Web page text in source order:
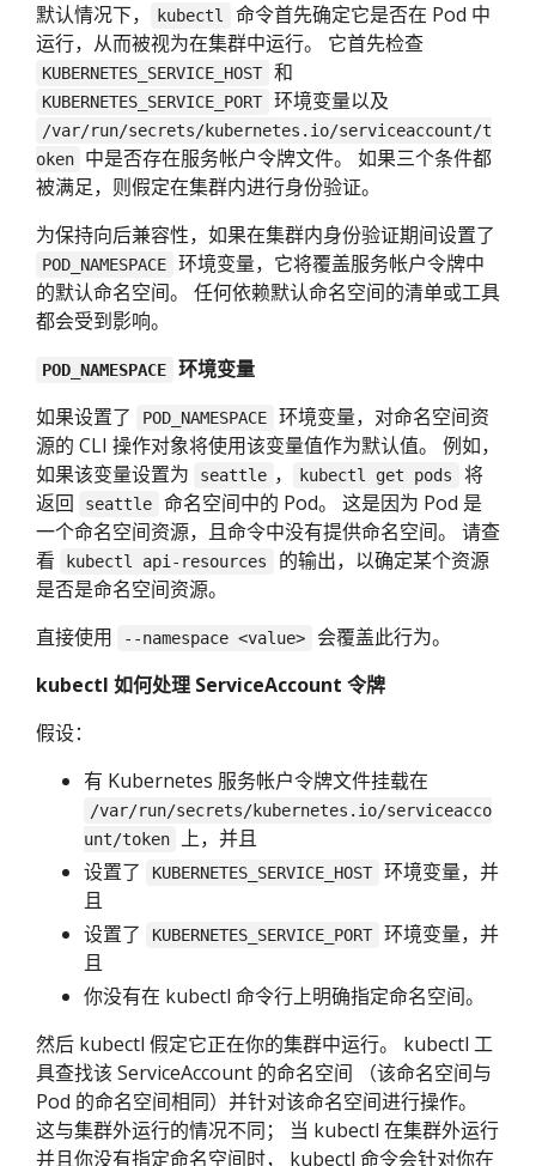
默认情况下， kubectl
命令首先确定它是否在 Pod 中
运行，从而被视为在集群中运行。 它首先检查
KUBERNETES_SERVICE_HOST 和
KUBERNETES_SERVICE_PORT 环境变量以及
/var/run/secrets/kubernetes.io/serviceaccount/t
oken
中是否存在服务帐户令牌文件。 如果三个条件都
被满足，则假定在集群内进行身份验证。
为保持向后兼容性，如果在集群内身份验证期间设置了
POD_NAMESPACE
环境变量，它将覆盖服务帐户令牌中
的默认命名空间。 任何依赖默认命名空间的清单或工具
都会受到影响。
POD_NAMESPACE
环境变量
如果设置了
POD_NAMESPACE
环境变量，对命名空间资
源的 CLI 操作对象将使用该变量值作为默认值。 例如，
如果该变量设置为
seattle ， kubectl get pods
将
返回
seattle
命名空间中的 Pod。 这是因为 Pod 是
一个命名空间资源，且命令中没有提供命名空间。 请查
看
kubectl api-resources
的输出，以确定某个资源
是否是命名空间资源。
直接使用
--namespace <value>
会覆盖此行为。
kubectl 如何处理 ServiceAccount 令牌
假设：
有 Kubernetes 服务帐户令牌文件挂载在
/var/run/secrets/kubernetes.io/serviceacco
unt/token
上，并且
设置了
KUBERNETES_SERVICE_HOST 环境变量，并
且
设置了
KUBERNETES_SERVICE_PORT 环境变量，并
且
你没有在 kubectl 命令行上明确指定命名空间。
然后 kubectl 假定它正在你的集群中运行。 kubectl 工
具查找该 ServiceAccount 的命名空间 （该命名空间与
Pod 的命名空间相同）并针对该命名空间进行操作。
这与集群外运行的情况不同； 当 kubectl 在集群外运行
并且你没有指定命名空间时， kubectl 命令会针对你在